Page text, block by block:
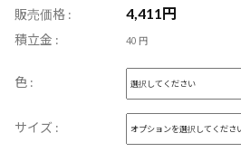
販売価格 : 4,411 円
積立金 : 40 円
色 :
サイズ :